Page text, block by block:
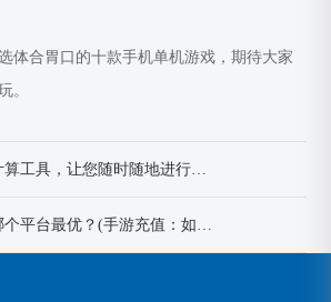
体合胃口的十款手机单机游戏，期待大家
。